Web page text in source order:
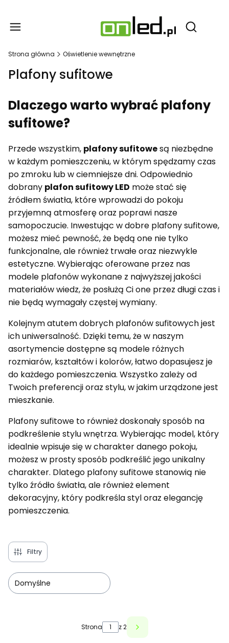
Otwórz
Strona główna Oświetlenie wewnętrzne
Plafony sufitowe
Dlaczego warto wybrać plafony
sufitowe?
Przede wszystkim, plafony sufitowesą niezbędne
w każdym pomieszczeniu, w którym spędzamy czas
po zmroku lub w ciemniejsze dni. Odpowiednio
dobrany plafon sufitowy LED może stać się
źródłem światła, które wprowadzi do pokoju
przyjemną atmosferę oraz poprawi nasze
samopoczucie. Inwestując w dobre plafony sufitowe,
możesz mieć pewność, że będą one nie tylko
funkcjonalne, ale również trwałe oraz niezwykle
estetyczne. Wybierając oferowane przez nas
modele plafonów wykonane z najwyższej jakości
materiałów wiedz, że posłużą Ci one przez długi czas i
nie będą wymagały częstej wymiany.
Kolejnym atutem dobrych plafonów sufitowych jest
ich uniwersalność. Dzięki temu, że w naszym
asortymencie dostępne są modele różnych
rozmiarów, kształtów i kolorów, łatwo dopasujesz je
do każdego pomieszczenia. Wszystko zależy od
Twoich preferencji oraz stylu, w jakim urządzone jest
mieszkanie.
Plafony sufitowe to również doskonały sposób na
podkreślenie stylu wnętrza. Wybierając model, który
idealnie wpisuje się w charakter danego pokoju,
możesz w prosty sposób podkreślić jego unikalny
charakter. Dlatego plafony sufitowe stanowią nie
tylko źródło światła, ale również element
dekoracyjny, który podkreśla styl oraz elegancję
pomieszczenia.
Filtry
Domyślne
Strona z 2